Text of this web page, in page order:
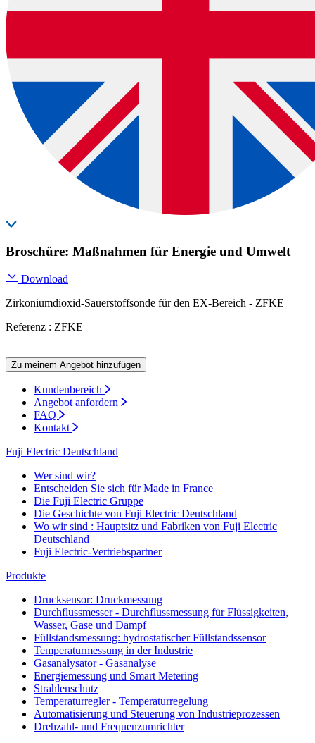
Broschüre: Maßnahmen für Energie und Umwelt
Download
Zirkoniumdioxid-Sauerstoffsonde für den EX-Bereich - ZFKE
Referenz : ZFKE
Zu meinem Angebot hinzufügen
Kundenbereich
Angebot anfordern
FAQ
Kontakt
Fuji Electric Deutschland
Wer sind wir?
Entscheiden Sie sich für Made in France
Die Fuji Electric Gruppe
Die Geschichte von Fuji Electric Deutschland
Wo wir sind : Hauptsitz und Fabriken von Fuji Electric
Deutschland
Fuji Electric-Vertriebspartner
Produkte
Drucksensor: Druckmessung
Durchflussmesser - Durchflussmessung für Flüssigkeiten,
Wasser, Gase und Dampf
Füllstandsmessung: hydrostatischer Füllstandssensor
Temperaturmessung in der Industrie
Gasanalysator - Gasanalyse
Energiemessung und Smart Metering
Strahlenschutz
Temperaturregler - Temperaturregelung
Automatisierung und Steuerung von Industrieprozessen
Drehzahl- und Frequenzumrichter